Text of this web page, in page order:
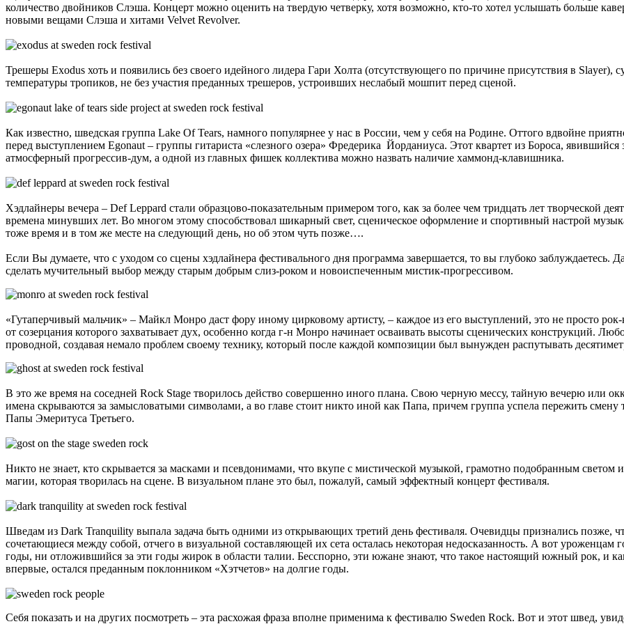
количество двойников Слэша. Концерт можно оценить на твердую четверку, хотя возможно, кто-то хотел услышать больше
новыми вещами Слэша и хитами Velvet Revolver.
Трешеры Exodus хоть и появились без своего идейного лидера Гари Холта (отсутствующего по причине присутствия в Slayer),
температуры тропиков, не без участия преданных трешеров, устроивших неслабый мошпит перед сценой.
Как известно, шведская группа Lake Of Tears, намного популярнее у нас в России, чем у себя на Родине. Оттого вдвойне
перед выступлением Egonaut – группы гитариста «слезного озера» Фредерика Йорданиуса. Этот квартет из Бороса,
атмосферный прогрессив-дум, а одной из главных фишек коллектива можно назвать наличие хаммонд-клавишника.
Хэдлайнеры вечера – Def Leppard стали образцово-показательным примером того, как за более чем тридцать лет творческой
времена минувших лет. Во многом этому способствовал шикарный свет, сценическое оформление и спортивный настрой
тоже время и в том же месте на следующий день, но об этом чуть позже….
Если Вы думаете, что с уходом со сцены хэдлайнера фестивального дня программа завершается, то вы глубоко заблуждаетесь.
сделать мучительный выбор между старым добрым слиз-роком и новоиспеченным мистик-прогрессивом.
«Гутаперчивый мальчик» – Майкл Монро даст фору иному цирковому артисту, – каждое из его выступлений, это не просто
от созерцания которого захватывает дух, особенно когда г-н Монро начинает осваивать высоты сценических конструкций.
проводной, создавая немало проблем своему технику, который после каждой композиции был вынужден распутывать
В это же время на соседней Rock Stage творилось действо совершенно иного плана. Свою черную мессу, тайную вечерю или
имена скрываются за замысловатыми символами, а во главе стоит никто иной как Папа, причем группа успела пережить смену
Папы Эмеритуса Третьего.
Никто не знает, кто скрывается за масками и псевдонимами, что вкупе с мистической музыкой, грамотно подобранным
магии, которая творилась на сцене. В визуальном плане это был, пожалуй, самый эффектный концерт фестиваля.
Шведам из Dark Tranquility выпала задача быть одними из открывающих третий день фестиваля. Очевидцы признались позже,
сочетающиеся между собой, отчего в визуальной составляющей их сета осталась некоторая недосказанность. А вот
годы, ни отложившийся за эти годы жирок в области талии. Бесспорно, эти южане знают, что такое настоящий южный рок, и
впервые, остался преданным поклонником «Хэтчетов» на долгие годы.
Себя показать и на других посмотреть – эта расхожая фраза вполне применима к фестивалю Sweden Rock. Вот и этот швед,